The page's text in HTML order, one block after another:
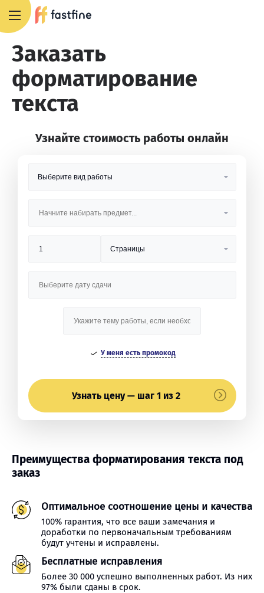
Заказать
форматирование
текста
Узнайте стоимость работы онлайн
У меня есть промокод
Узнать цену — шаг 1 из 2
Преимущества форматирования текста под
заказ
Оптимальное соотношение цены и качества
100% гарантия, что все ваши замечания и
доработки по первоначальным требованиям
будут учтены и исправлены.
Бесплатные исправления
Более 30 000 успешно выполненных работ. Из них
97% были сданы в срок.